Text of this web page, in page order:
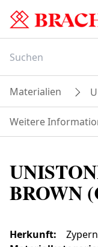
Materialien
Weitere
BROWN
Herkunft:
Zypern